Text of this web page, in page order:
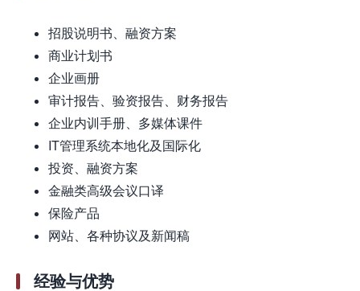
招股说明书、融资方案
商业计划书
企业画册
审计报告、验资报告、财务报告
企业内训手册、多媒体课件
IT管理系统本地化及国际化
投资、融资方案
金融类高级会议口译
保险产品
网站、各种协议及新闻稿
经验与优势